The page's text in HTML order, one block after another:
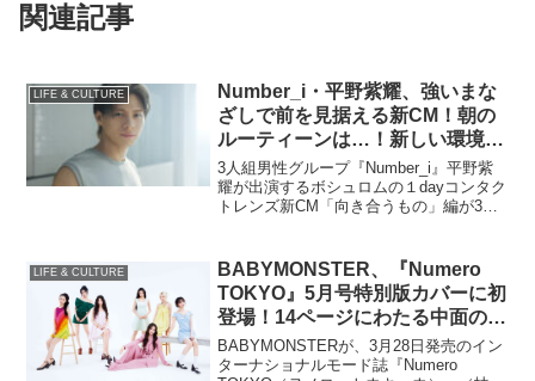
関連記事
LIFE & CULTURE
Number_i・平野紫耀、強いまな
ざしで前を見据える新CM！朝の
ルーティーンは…！新しい環境で
頑張る人へメッセージも
3人組男性グループ『Number_i』平野紫
耀が出演するボシュロムの１dayコンタク
トレンズ新CM「向き合うもの」編が3月
も…。オリジナルデザイン QUO カード
キャンペーンも始動
LIFE & CULTURE
BABYMONSTER、『Numero
TOKYO』5月号特別版カバーに初
登場！14ページにわたる中面の特
集では…
BABYMONSTERが、3月28日発売のイン
ターナショナルモード誌『Numero